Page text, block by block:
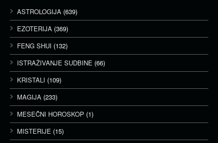
ASTROLOGIJA (639)
EZOTERIJA (369)
FENG SHUI (132)
ISTRAŽIVANJE SUDBINE (66)
KRISTALI (109)
MAGIJA (233)
MESEČNI HOROSKOP (1)
MISTERIJE (15)